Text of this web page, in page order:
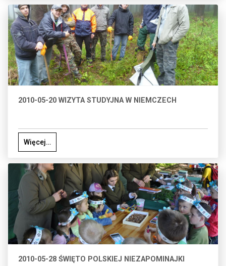
2010-05-20 WIZYTA STUDYJNA W NIEMCZECH
Więcej…
2010-05-28 ŚWIĘTO POLSKIEJ NIEZAPOMINAJKI